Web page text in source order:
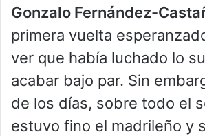
Gonzalo Fernández-
primera vuelta
ver que había luchado lo
acabar bajo par. Sin
de los días, sobre todo el
estuvo fino el madrileño y